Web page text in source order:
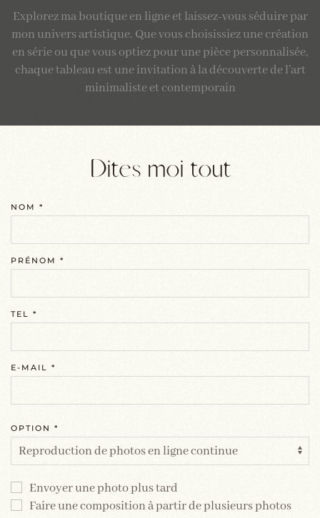
Explorez ma boutique en ligne et laissez-vous séduire par
mon univers artistique. Que vous choisissiez une création
en série ou que vous optiez pour une pièce personnalisée,
chaque tableau est une invitation à la découverte de l’art
minimaliste et contemporain
Dites moi tout
NOM *
PRÉNOM *
TEL *
E-MAIL *
OPTION *
Envoyer une photo plus tard
Faire une composition à partir de plusieurs photos